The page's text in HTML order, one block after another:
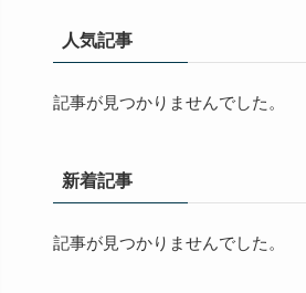
人気記事
記事が見つかりませんでした。
新着記事
記事が見つかりませんでした。